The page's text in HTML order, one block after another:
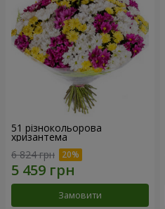
51 різнокольорова
хризантема
6 824 грн
Замовити